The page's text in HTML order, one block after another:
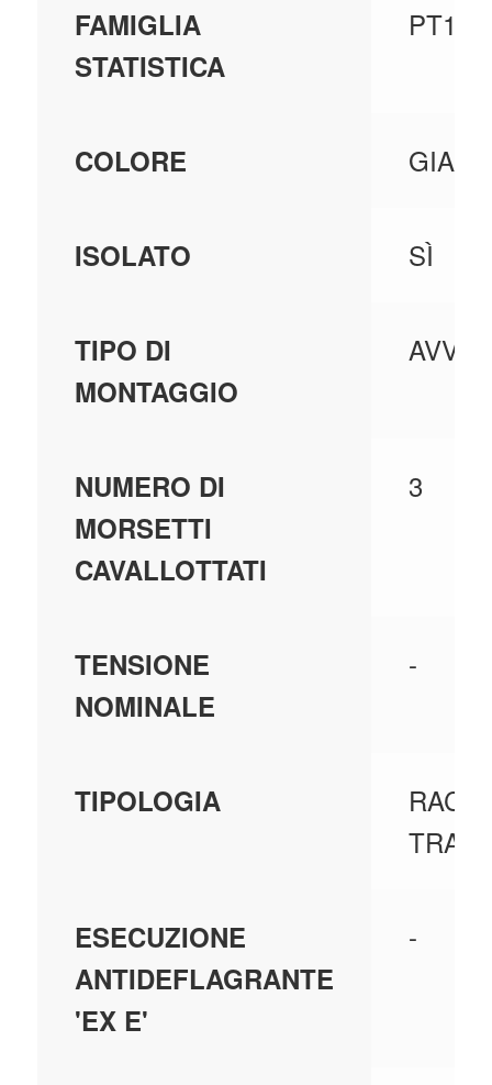
FAMIGLIA
STATISTICA
PT10
COLORE
ISOLATO SÌ
TIPO DI
MONTAGGIO
NUMERO DI
MORSETTI
CAVALLOTTATI
3
TENSIONE
NOMINALE
-
TIPOLOGIA
ESECUZIONE
ANTIDEFLAGRANTE
'EX E'
-